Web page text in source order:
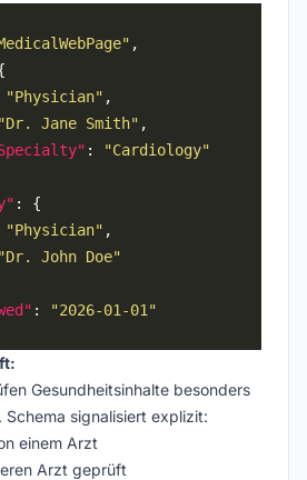
"Physician"
"Dr. Jane Smith"
:
"Cardiology"
"Physician"
"Dr. John Doe"
:
"2026-01-01"
Gesundheitsinhalte besonders
Schema signalisiert explizit:
einem Arzt
Arzt geprüft